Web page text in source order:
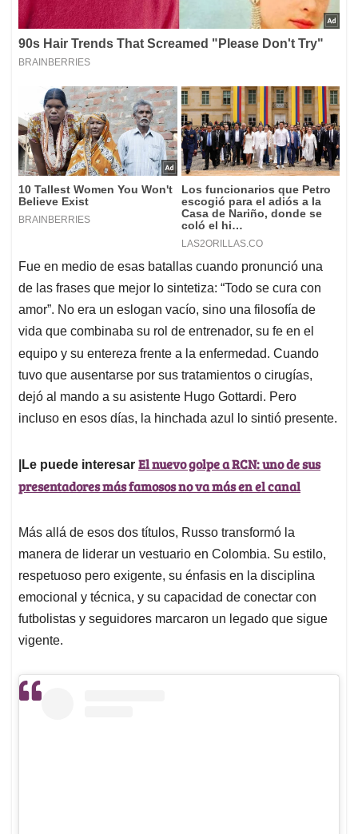
Fue en medio de esas batallas cuando pronunció una
de las frases que mejor lo sintetiza: “Todo se cura con
amor”. No era un eslogan vacío, sino una filosofía de
vida que combinaba su rol de entrenador, su fe en el
equipo y su entereza frente a la enfermedad. Cuando
tuvo que ausentarse por sus tratamientos o cirugías,
dejó al mando a su asistente Hugo Gottardi. Pero
incluso en esos días, la hinchada azul lo sintió presente.
|Le puede interesar El nuevo golpe a RCN: uno de sus
presentadores más famosos no va más en el canal
Más allá de esos dos títulos, Russo transformó la
manera de liderar un vestuario en Colombia. Su estilo,
respetuoso pero exigente, su énfasis en la disciplina
emocional y técnica, y su capacidad de conectar con
futbolistas y seguidores marcaron un legado que sigue
vigente.